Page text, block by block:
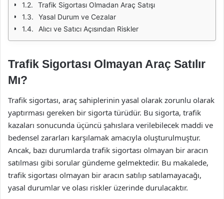
Trafik Sigortası Olmadan Araç Satışı
Yasal Durum ve Cezalar
Alıcı ve Satıcı Açısından Riskler
Trafik Sigortası Olmayan Araç Satılır
Mı?
Trafik sigortası, araç sahiplerinin yasal olarak zorunlu olarak
yaptırması gereken bir sigorta türüdür. Bu sigorta, trafik
kazaları sonucunda üçüncü şahıslara verilebilecek maddi ve
bedensel zararları karşılamak amacıyla oluşturulmuştur.
Ancak, bazı durumlarda trafik sigortası olmayan bir aracın
satılması gibi sorular gündeme gelmektedir. Bu makalede,
trafik sigortası olmayan bir aracın satılıp satılamayacağı,
yasal durumlar ve olası riskler üzerinde durulacaktır.